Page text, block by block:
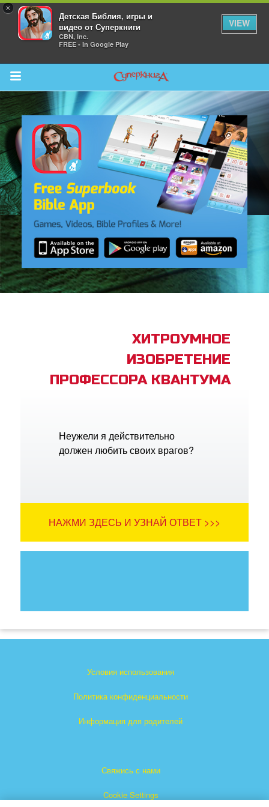
×
Детская Библия, игры и
видео от Суперкниги
CBN, Inc.
FREE - In Google Play
VIEW
Return to Content
Bible App
ХИТРОУМНОЕ
ИЗОБРЕТЕНИЕ
ПРОФЕССОРА КВАНТУМА
Неужели я действительно
должен любить своих врагов?
НАЖМИ ЗДЕСЬ И УЗНАЙ ОТВЕТ >>>
Условия использования
Политика конфиденциальности
Информация для родителей
Свяжись с нами
Cookie Settings